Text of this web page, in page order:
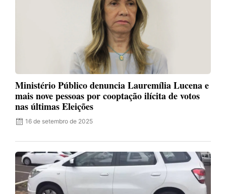
Ministério Público denuncia Lauremília Lucena e
mais nove pessoas por cooptação ilícita de votos
nas últimas Eleições
16 de setembro de 2025